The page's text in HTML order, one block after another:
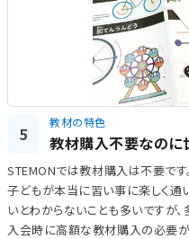
5
教材の特色
教材購入不要なのに
STEMONでは教材購入は不要です。
子どもが本当に習い事に楽しく通
いとわからないことも多いですが
入会時に高額な教材購入の必要